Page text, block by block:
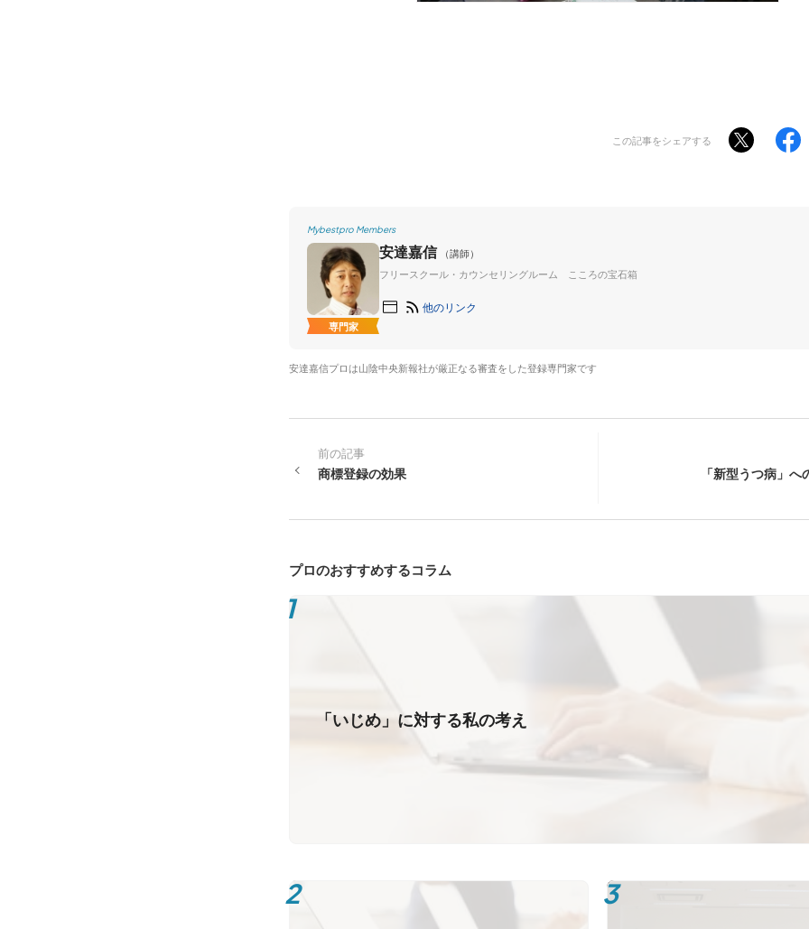
この記事をシェアする
Mybestpro Members
専門家
安達嘉信
（講師）
フリースクール・カウンセリングルーム こころの宝石箱
他のリンク
安達嘉信プロは山陰中央新報社が厳正なる審査をした登録専門家です
前の記事
商標登録の効果 「新型うつ病」
プロのおすすめするコラム
「いじめ」に対する私の考え